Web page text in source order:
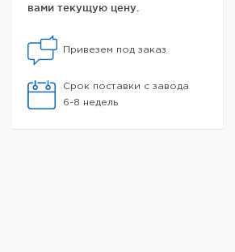
вами текущую цену.
Привезем под заказ
Срок поставки с завода
6-8 недель